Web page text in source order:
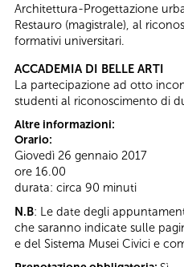
Architettura-Progettazione
Restauro (magistrale), al
formativi universitari.
ACCADEMIA DI BELLE ARTI
La partecipazione ad otto
studenti al riconoscimento di
Altre informazioni:
Orario:
Giovedì 26 gennaio 2017
ore 16.00
durata: circa 90 minuti
N.B: Le date degli
che saranno indicate sulle
e del Sistema Musei Civici e